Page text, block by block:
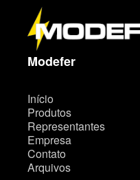
Modefer
Início
Produtos
Representantes
Empresa
Contato
Arquivos